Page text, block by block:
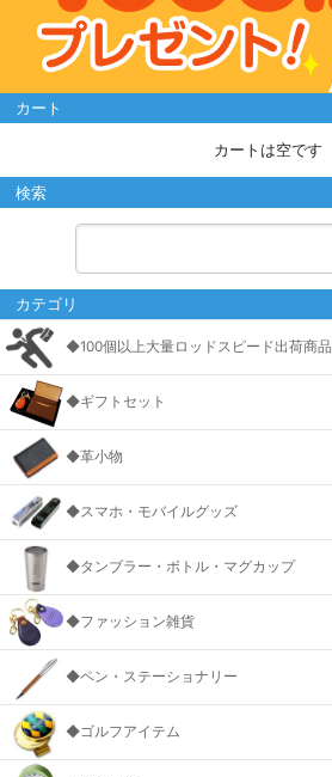
カート
カートは空です
検索
カテゴリ
◆100個以上大量ロッドスピード出荷商品
◆ギフトセット
◆革小物
◆スマホ・モバイルグッズ
◆タンブラー・ボトル・マグカップ
◆ファッション雑貨
◆ペン・ステーショナリー
◆ゴルフアイテム